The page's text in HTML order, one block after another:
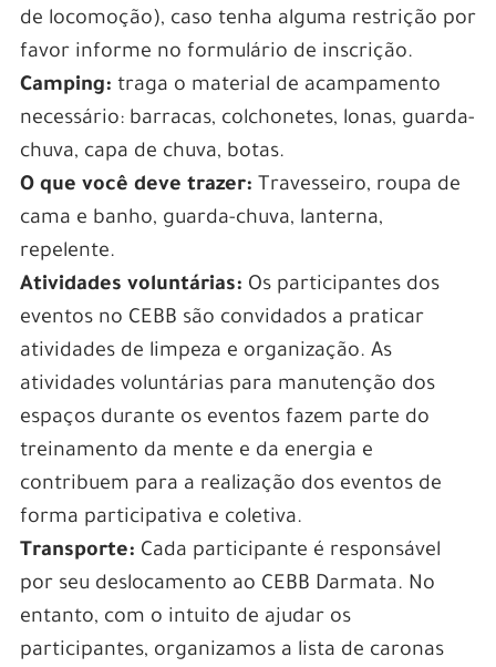
de locomoção), caso tenha alguma restrição por
favor informe no formulário de inscrição.
Camping: traga o material de acampamento
necessário: barracas, colchonetes, lonas, guarda-
chuva, capa de chuva, botas.
O que você deve trazer: Travesseiro, roupa de
cama e banho, guarda-chuva, lanterna,
repelente.
Atividades voluntárias: Os participantes dos
eventos no CEBB são convidados a praticar
atividades de limpeza e organização. As
atividades voluntárias para manutenção dos
espaços durante os eventos fazem parte do
treinamento da mente e da energia e
contribuem para a realização dos eventos de
forma participativa e coletiva.
Transporte: Cada participante é responsável
por seu deslocamento ao CEBB Darmata. No
entanto, com o intuito de ajudar os
participantes, organizamos a lista de caronas